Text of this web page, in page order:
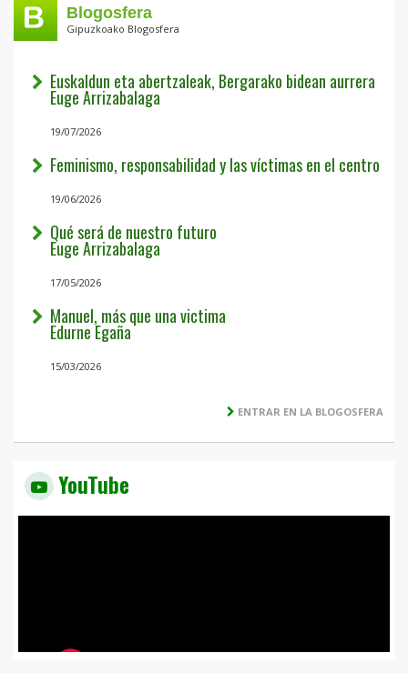
Blogosfera
Gipuzkoako Blogosfera
Euskaldun eta abertzaleak, Bergarako bidean aurrera
Euge Arrizabalaga
19/07/2026
Feminismo, responsabilidad y las víctimas en el centro
19/06/2026
Qué será de nuestro futuro
Euge Arrizabalaga
17/05/2026
Manuel, más que una victima
Edurne Egaña
15/03/2026
ENTRAR EN LA BLOGOSFERA
YouTube